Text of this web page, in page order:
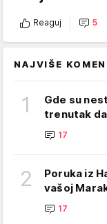
Reaguj 5
NAJVIŠE
1
Gde su
trenutak
17
2
Poruka iz
vašoj
17